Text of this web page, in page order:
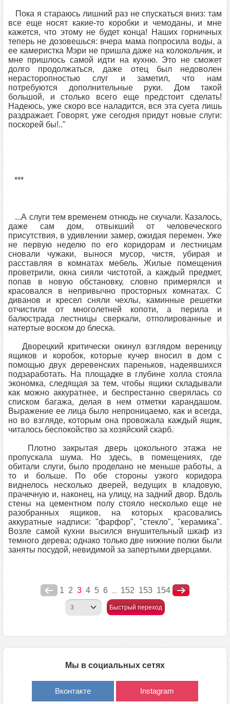
Пока я стараюсь лишний раз не спускаться вниз: там
все еще носят какие-то коробки и чемоданы, и мне
кажется, что этому не будет конца! Наших горничных
теперь не дозовешься: вчера мама попросила воды, а
ее камеристка Мэри не пришла даже на колокольчик, и
мне пришлось самой идти на кухню. Это не сможет
долго продолжаться, даже отец был недоволен
нерасторопностью слуг и заметил, что нам
потребуются дополнительные руки. Дом такой
большой, и столько всего еще предстоит сделать!
Надеюсь, уже скоро все наладится, вся эта суета лишь
раздражает. Говорят, уже сегодня придут новые слуги:
поскорей бы!.."
***
...А слуги тем временем отнюдь не скучали. Казалось,
даже сам дом, отвыкший от человеческого
присутствия, в удивлении замер, ожидая перемен. Уже
не первую неделю по его коридорам и лестницам
сновали чужаки, вынося мусор, чистя, убирая и
расставляя в комнатах мебель. Жилые помещения
проветрили, окна сияли чистотой, а каждый предмет,
попав в новую обстановку, словно примерялся и
красовался в непривычно просторных комнатах. С
диванов и кресел сняли чехлы, каминные решетки
отчистили от многолетней копоти, а перила и
балюстрада лестницы сверкали, отполированные и
натертые воском до блеска.
Дворецкий критически окинул взглядом вереницу
ящиков и коробок, которые кучер вносил в дом с
помощью двух деревенских пареньков, надеявшихся
подзаработать. На площадке в глубине холла стояла
экономка, следящая за тем, чтобы ящики складывали
как можно аккуратнее, и беспрестанно сверялась со
списком багажа, делая в нем отметки карандашом.
Выражение ее лица было непроницаемо, как и всегда,
но во взгляде, которым она провожала каждый ящик,
читалось беспокойство за хозяйский скарб.
Плотно закрытая дверь цокольного этажа не
пропускала шума. Но здесь, в помещениях, где
обитали слуги, было проделано не меньше работы, а
то и больше. По обе стороны узкого коридора
виднелось несколько дверей, ведущих в кладовую,
прачечную и, наконец, на улицу, на задний двор. Вдоль
стены на цементном полу стояло несколько еще не
разобранных ящиков, на которых красовались
аккуратные надписи: "фарфор", "стекло", "керамика".
Возле самой кухни высился внушительный шкаф из
темного дерева; однако только две нижние полки были
заняты посудой, невидимой за запертыми дверцами.
1 2 3 4 5 6 ... 152 153 154
Быстрый переход
Мы в социальных сетях
Вконтакте Instagram